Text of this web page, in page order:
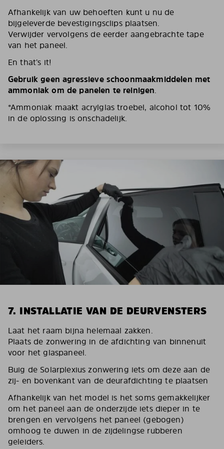
Afhankelijk van uw behoeften kunt u nu de
bijgeleverde bevestigingsclips plaatsen.
Verwijder vervolgens de eerder aangebrachte tape
van het paneel.
En that’s it!
Gebruik geen agressieve schoonmaakmiddelen met
ammoniak om de panelen te reinigen.
*Ammoniak maakt acrylglas troebel, alcohol tot 10%
in de oplossing is onschadelijk.
7. INSTALLATIE VAN DE DEURVENSTERS
Laat het raam bijna helemaal zakken.
Plaats de zonwering in de afdichting van binnenuit
voor het glaspaneel.
Buig de Solarplexius zonwering iets om deze aan de
zij- en bovenkant van de deurafdichting te plaatsen
Afhankelijk van het model is het soms gemakkelijker
om het paneel aan de onderzijde iets dieper in te
brengen en vervolgens het paneel (gebogen)
omhoog te duwen in de zijdelingse rubberen
geleiders.